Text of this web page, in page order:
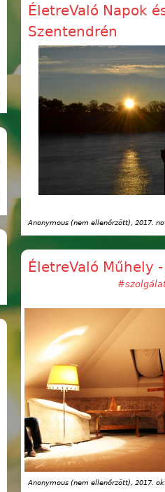
ÉletreValó Napok
Szentendrén
Anonymous (nem ellenőrzött) , 2017.
ÉletreValó Műhely
Anonymous (nem ellenőrzött) , 2017.